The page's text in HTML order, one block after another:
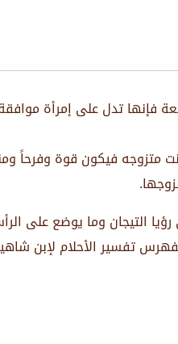
فإنها تدل على إمرأة
متزوجه فيكون قوة وفرحاً
التيجان وما يوضع على
تفسير الأحلام لإبن